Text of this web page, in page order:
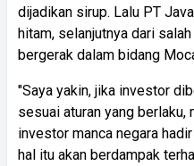
dijadikan sirup. Lalu PT
hitam, selanjutnya dari
bergerak dalam bidang
"Saya yakin, jika investor
sesuai aturan yang berlaku,
investor manca negara
hal itu akan berdampak